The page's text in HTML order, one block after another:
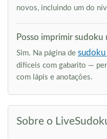
novos, incluindo um do
Posso imprimir
Sim. Na página de
difíceis com gabarito —
com lápis e anotações.
Sobre o